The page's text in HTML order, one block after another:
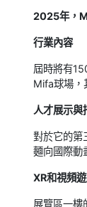
2025年，
行業內容
屆時將有
Mifa球場，
人才展示與
對於它的第
麵向國際動
XR和視頻
展覽區一樓